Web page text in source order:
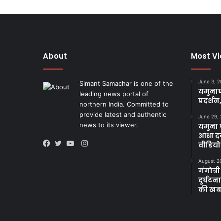
About
Simant Samachar is one of the
leading news portal of
northern India. Committed to
provide latest and authentic
news to its viewer.
Instagram
Most
June 3,
June 29,
यमुना
आधा
वीडियो
August
की